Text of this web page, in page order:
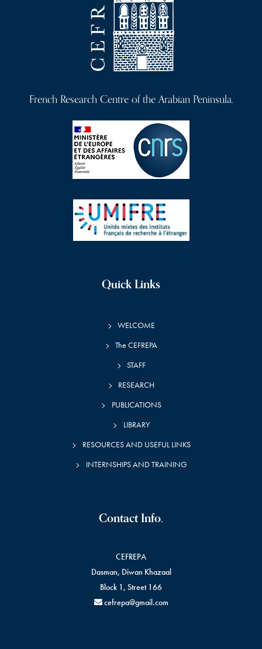
French Research Centre of the Arabian Peninsula.
Quick Links
WELCOME
The CEFREPA
STAFF
RESEARCH
PUBLICATIONS
LIBRARY
RESOURCES AND USEFUL LINKS
INTERNSHIPS AND TRAINING
Contact Info.
CEFREPA
Dasman, Diwan Khazaal
Block 1, Street 166
cefrepa@gmail.com